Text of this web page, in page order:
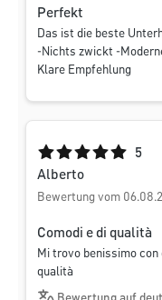
Perfekt
Das ist die beste
-Nichts zwickt -
Klare Empfehlung
Durchschnittliche5
Alberto
Bewertung vom
Comodi e di qualità
Mi trovo benissimo
qualità